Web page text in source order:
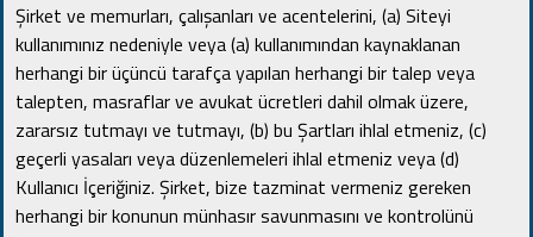
Şirket ve memurları, çalışanları ve acentelerini, (a) Siteyi
kullanımınız nedeniyle veya (a) kullanımından kaynaklanan
herhangi bir üçüncü tarafça yapılan herhangi bir talep veya
talepten, masraflar ve avukat ücretleri dahil olmak üzere,
zararsız tutmayı ve tutmayı, (b) bu ​​Şartları ihlal etmeniz, (c)
geçerli yasaları veya düzenlemeleri ihlal etmeniz veya (d)
Kullanıcı İçeriğiniz. Şirket, bize tazminat vermeniz gereken
herhangi bir konunun münhasır savunmasını ve kontrolünü